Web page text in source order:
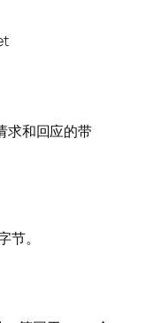
求和回应的带
。